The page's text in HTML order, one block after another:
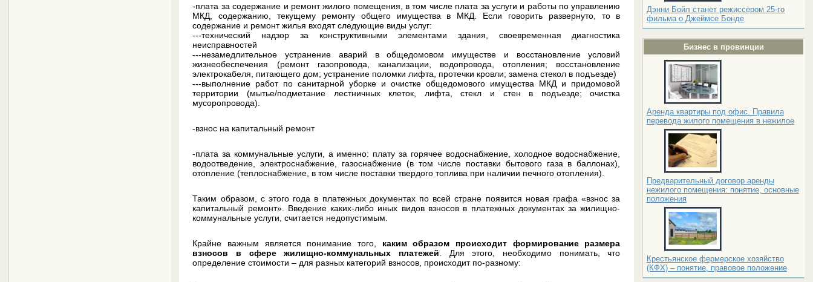
Дэнни Бойл станет режиссером 25-го
фильма о Джеймсе Бонде
Бизнес в провинции
Аренда квартиры под офис. Правила
перевода жилого помещения в нежилое
Предварительный договор аренды
нежилого помещения: понятие, основные
положения
Крестьянское фермерское хозяйство
(КФХ) – понятие, правовое положение
-плата за содержание и ремонт жилого помещения, в том числе плата за услуги и работы по управлению
МКД, содержанию, текущему ремонту общего имущества в МКД. Если говорить развернуто, то в
содержание и ремонт жилья входят следующие виды услуг:
---технический надзор за конструктивными элементами здания, своевременная диагностика
неисправностей
---незамедлительное устранение аварий в общедомовом имуществе и восстановление условий
жизнеобеспечения (ремонт газопровода, канализации, водопровода, отопления; восстановление
электрокабеля, питающего дом; устранение поломки лифта, протечки кровли; замена стекол в подъезде)
---выполнение работ по санитарной уборке и очистке общедомового имущества МКД и придомовой
территории (мытье/подметание лестничных клеток, лифта, стекл и стен в подъезде; очистка
мусоропровода).
-взнос на капитальный ремонт
-плата за коммунальные услуги, а именно: плату за горячее водоснабжение, холодное водоснабжение,
водоотведение, электроснабжение, газоснабжение (в том числе поставки бытового газа в баллонах),
отопление (теплоснабжение, в том числе поставки твердого топлива при наличии печного отопления).
Таким образом, с этого года в платежных документах по всей стране появится новая графа «взнос за
капитальный ремонт». Введение каких-либо иных видов взносов в платежных документах за жилищно-
коммунальные услуги, считается недопустимым.
Крайне важным является понимание того, каким образом происходит формирование размера
взносов в сфере жилищно-коммунальных платежей . Для этого, необходимо понимать, что
определение стоимости – для разных категорий взносов, происходит по-разному: